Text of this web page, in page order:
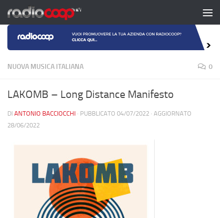
Salta al contenuto
NUOVA MUSICA ITALIANA 0
LAKOMB – Long Distance Manifesto
DI ANTONIO BACCIOCCHI · PUBBLICATO 04/07/2022 · AGGIORNATO
28/06/2022